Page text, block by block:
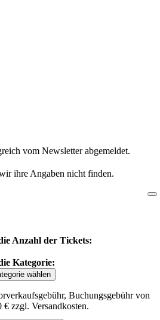
vom Newsletter abgemeldet.
ihre Angaben nicht finden.
Anzahl der Tickets:
Kategorie:
wählen
Buchungsgebühr von
€ zzgl. Versandkosten.